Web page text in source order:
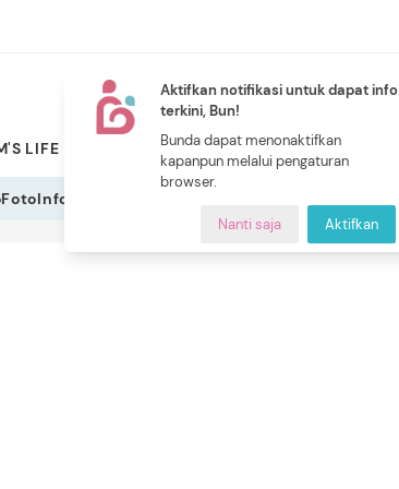
Aktifkan notifikasi untuk dapat info
terkini, Bun!
Bunda dapat menonaktifkan
kapanpun melalui pengaturan
browser.
Nanti saja Aktifkan
LIFE PILIHAN BUNDA
NEW
CERITA BUNDA
FotoInfografis